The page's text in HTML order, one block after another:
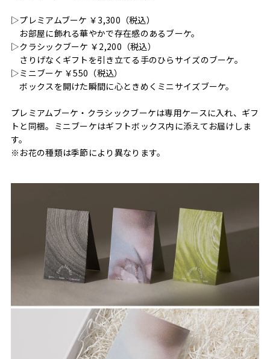
▷プレミアムブーケ ￥3,300（税込）
お部屋に飾れる華やかで存在感のあるブーケ。
▷クラシックブーケ ￥2,200（税込）
さりげなくギフトを引き立てる手のひらサイズのブーケ。
▷ミニブーケ ￥550（税込）
ボックスを開けた瞬間に心ときめくミニサイズブーケ。
プレミアムブーケ・クラシックブーケは専用ケースに入れ、ギフ
トと同梱。ミニブーケはギフトボックス内に添えてお届けしま
す。
※お花の種類は季節により異なります。